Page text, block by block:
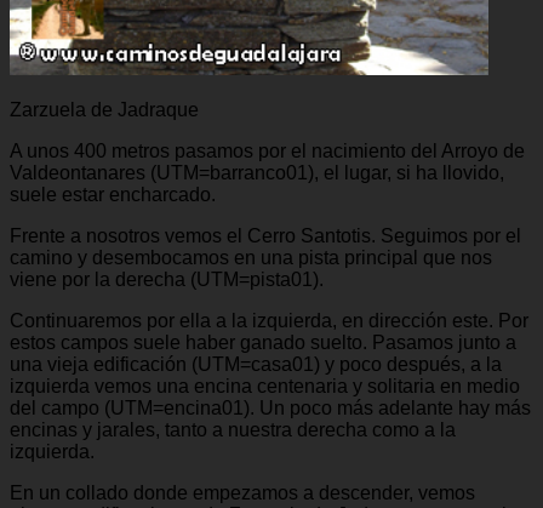
Zarzuela de Jadraque
A unos 400 metros pasamos por el nacimiento del Arroyo de
Valdeontanares (UTM=barranco01), el lugar, si ha llovido,
suele estar encharcado.
Frente a nosotros vemos el Cerro Santotis. Seguimos por el
camino y desembocamos en una pista principal que nos
viene por la derecha (UTM=pista01).
Continuaremos por ella a la izquierda, en dirección este. Por
estos campos suele haber ganado suelto. Pasamos junto a
una vieja edificación (UTM=casa01) y poco después, a la
izquierda vemos una encina centenaria y solitaria en medio
del campo (UTM=encina01). Un poco más adelante hay más
encinas y jarales, tanto a nuestra derecha como a la
izquierda.
En un collado donde empezamos a descender, vemos